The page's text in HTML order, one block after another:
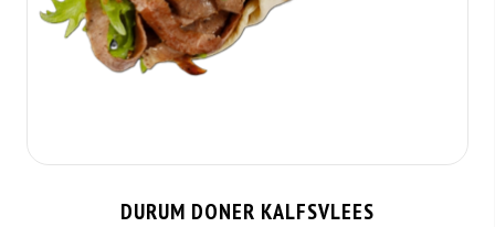
DURUM DONER KALFSVLEES